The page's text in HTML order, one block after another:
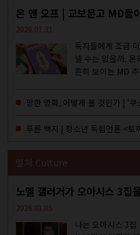
2026.07.31
독자들에게 조금
넬 수는 없을까.
흔히 보이는 MD
MD들의 고민 끝에
이 잡지 어떤
푸른 백지 | 청소년 독립언론 <토
컬쳐 Culture
2026.01.05
나는 오아시스 3